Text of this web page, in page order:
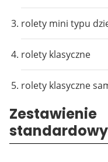
rolety mini typu
rolety klasyczne
rolety klasyczne